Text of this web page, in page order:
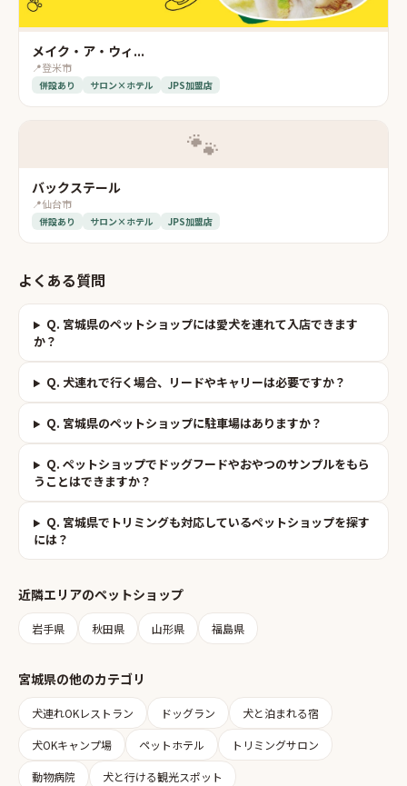
メイク・ア・ウィ...
📍登米市
併設あり サロン×ホテル JPS加盟店
🐾
バックステール
📍仙台市
併設あり サロン×ホテル JPS加盟店
よくある質問
Q. 宮城県のペットショップには愛犬を連れて入店できます
か？
Q. 犬連れで行く場合、リードやキャリーは必要ですか？
Q. 宮城県のペットショップに駐車場はありますか？
Q. ペットショップでドッグフードやおやつのサンプルをもら
うことはできますか？
Q. 宮城県でトリミングも対応しているペットショップを探す
には？
近隣エリアのペットショップ
岩手県 秋田県 山形県 福島県
宮城県の他のカテゴリ
犬連れOKレストラン ドッグラン 犬と泊まれる宿
犬OKキャンプ場 ペットホテル トリミングサロン
動物病院 犬と行ける観光スポット